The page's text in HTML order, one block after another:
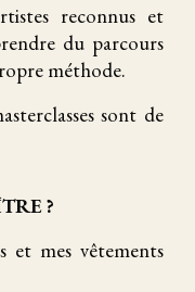
reconnus et
du parcours
méthode.
sont de
?
et mes vêtements